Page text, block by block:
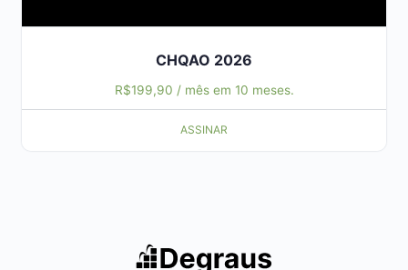
CHQAO 2026
R$199,90 / mês em 10 meses.
ASSINAR